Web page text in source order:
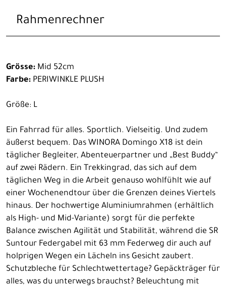
Rahmenrechner
Grösse: Mid 52cm
Farbe: PERIWINKLE PLUSH
Größe: L
Ein Fahrrad für alles. Sportlich. Vielseitig. Und zudem
äußerst bequem. Das WINORA Domingo X18 ist dein
täglicher Begleiter, Abenteuerpartner und „Best Buddy“
auf zwei Rädern. Ein Trekkingrad, das sich auf dem
täglichen Weg in die Arbeit genauso wohlfühlt wie auf
einer Wochenendtour über die Grenzen deines Viertels
hinaus. Der hochwertige Aluminiumrahmen (erhältlich
als High- und Mid-Variante) sorgt für die perfekte
Balance zwischen Agilität und Stabilität, während die SR
Suntour Federgabel mit 63 mm Federweg dir auch auf
holprigen Wegen ein Lächeln ins Gesicht zaubert.
Schutzbleche für Schlechtwettertage? Gepäckträger für
alles, was du unterwegs brauchst? Beleuchtung mit